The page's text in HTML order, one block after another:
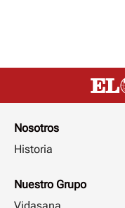
Nosotros
Historia
Nuestro Grupo